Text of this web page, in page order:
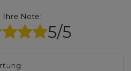
Ihre Note:
5/5